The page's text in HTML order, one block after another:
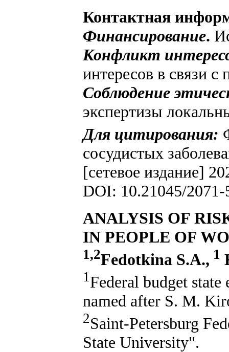
Контактная
Финансирование.
Конфликт
интересов в связи с
Соблюдение
экспертизы
Для цитирования:
сосудистых
[сетевое издание]
DOI: 10.21045/
ANALYSIS OF
IN PEOPLE OF
1,2Fedotkina S.A., 1
1 Federal budget
named after S. M.
2Saint-Petersburg
State University".